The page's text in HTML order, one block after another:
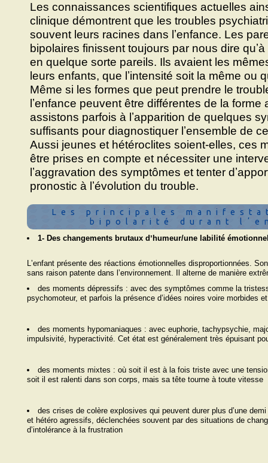
Les connaissances scientifiques actuelles
clinique démontrent que les troubles
souvent leurs racines dans lʼenfance. Les
bipolaires finissent toujours par nous dire
en quelque sorte pareils. Ils avaient les
leurs enfants, que lʼintensité soit la même ou
Même si les formes que peut prendre le
lʼenfance peuvent être différentes de la
assistons parfois à lʼapparition de quelques
suffisants pour diagnostiquer lʼensemble de
Aussi jeunes et hétéroclites soient-elles, ces
être prises en compte et nécessiter une
lʼaggravation des symptômes et tenter
pronostic à lʼévolution du trouble.
Les principales
bipolarité durant
1- Des changements brutaux dʼhumeur/une labilité
Lʼenfant présente des réactions émotionnelles disproportionnées.
sans raison patente dans lʼenvironnement. Il alterne de manière
des moments dépressifs : avec des symptômes comme la
psychomoteur, et parfois la présence dʼidées noires voire morbides
des moments hypomaniaques : avec euphorie, tachypsychie,
impulsivité, hyperactivité. Cet état est généralement très épuisant
des moments mixtes : où soit il est à la fois triste avec une
soit il est ralenti dans son corps, mais sa tête tourne à toute vitesse
des crises de colère explosives qui peuvent durer plus dʼune
et hétéro agressifs, déclenchées souvent par des situations de
dʼintolérance à la frustration